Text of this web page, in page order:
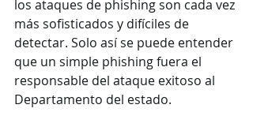
los ataques de phishing son cada vez
más sofisticados y difíciles de
detectar. Solo así se puede entender
que un simple phishing fuera el
responsable del ataque exitoso al
Departamento del estado.